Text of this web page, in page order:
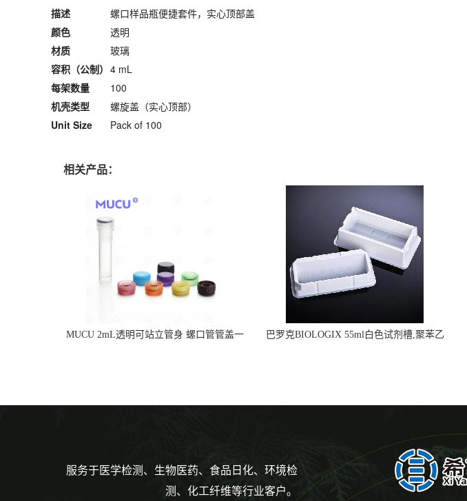
描述
螺口样品瓶便捷套件，实心顶部盖
颜色
透明
材质
玻璃
容积（公制） 4 mL
每架数量
100
机壳类型
螺旋盖（实心顶部）
Unit Size
Pack of 100
相关产品：
MUCU 2mL透明可站立管身 螺口管管盖一
巴罗克BIOLOGIX 55ml白色试剂槽,聚苯乙
服务于医学检测、生物医药、食品日化、环境检
测、化工纤维等行业客户。